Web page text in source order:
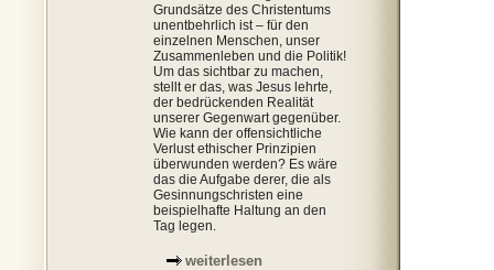
Grundsätze des Christentums
unentbehrlich ist – für den
einzelnen Menschen, unser
Zusammenleben und die Politik!
Um das sichtbar zu machen,
stellt er das, was Jesus lehrte,
der bedrückenden Realität
unserer Gegenwart gegenüber.
Wie kann der offensichtliche
Verlust ethischer Prinzipien
überwunden werden? Es wäre
das die Aufgabe derer, die als
Gesinnungschristen eine
beispielhafte Haltung an den
Tag legen.
weiterlesen